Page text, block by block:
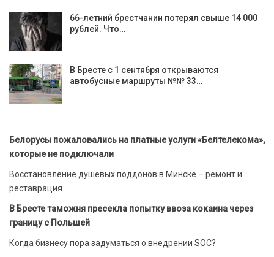
66-летний брестчанин потерял свыше 14 000
рублей. Что…
В Бресте с 1 сентября открываются
автобусные маршруты №№ 33…
Белорусы пожаловались на платные услуги «Белтелекома»,
которые не подключали
Восстановление душевых поддонов в Минске – ремонт и
реставрация
В Бресте таможня пресекла попытку ввоза кокаина через
границу с Польшей
Когда бизнесу пора задуматься о внедрении SOC?